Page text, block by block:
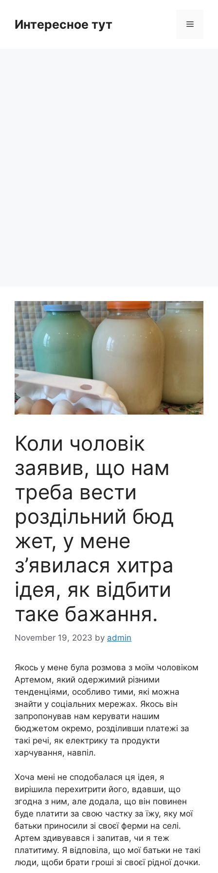
contentИнтересное тут Menu
Коли чоловік
заявив, що нам
треба вести
роздільний бюд
жет, у мене
з’явилася хитра
ідея, як відбити
таке бажання.
November 19, 2023 by admin
Якось у мене була розмова з моїм чоловіком
Артемом, який одержимий різними
тенденціями, особливо тими, які можна
знайти у соціальних мережах. Якось він
запропонував нам керувати нашим
бюджетом окремо, розділивши nлатежі за
такі речі, як електрику та продукти
харчування, навпіл.
Хоча мені не сподобалася ця ідея, я
вирішила перехитрити його, вдавши, що
згодна з ним, але додала, що він повинен
буде nлатити за свою частку за їжу, яку мої
батьки приносили зі своєї ферми на селі.
Артем здивувався і запитав, чи я теж
платитиму. Я відповіла, що мої батьки не такі
люди, щоби брати гроші зі своєї рідної дочки.